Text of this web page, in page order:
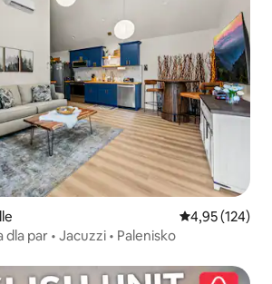
Średnia
4,95 (124)
par • Jacuzzi • Palenisko